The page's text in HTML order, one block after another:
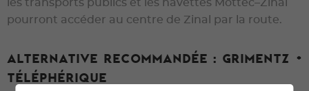
les transports publics et les navettes Mottec–Zinal
pourront accéder au centre de Zinal par la route.
Alternative recommandée : Grimentz +
téléphérique